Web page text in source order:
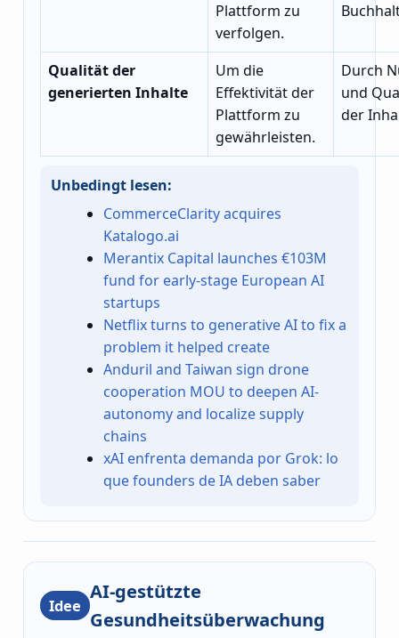
Plattform zu
verfolgen.
Qualität der
generierten Inhalte
Um die
Effektivität der
Plattform zu
gewährleisten.
Durch
und
der
Unbedingt lesen:
CommerceClarity acquires
Katalogo.ai
Merantix Capital launches €103M
fund for early-stage European AI
startups
Netflix turns to generative AI to fix a
problem it helped create
Anduril and Taiwan sign drone
cooperation MOU to deepen AI-
autonomy and localize supply
chains
xAI enfrenta demanda por Grok: lo
que founders de IA deben saber
Idee
AI-gestützte
Gesundheitsüberwachung